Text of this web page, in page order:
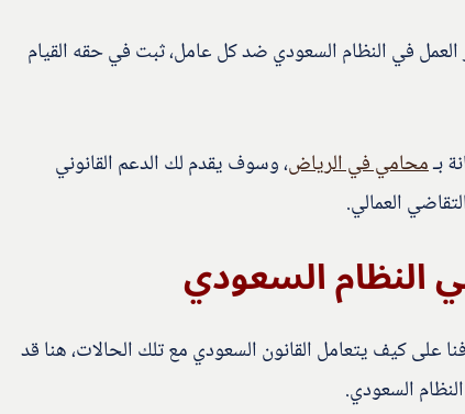
العمل في النظام السعودي ضد كل عامل، ثبت في حقه القيام
بـمحامي في الرياض، وسوف يقدم لك الدعم القانوني
العمالي.
النظام السعودي
على كيف يتعامل القانون السعودي مع تلك الحالات، هنا قد
السعودي.